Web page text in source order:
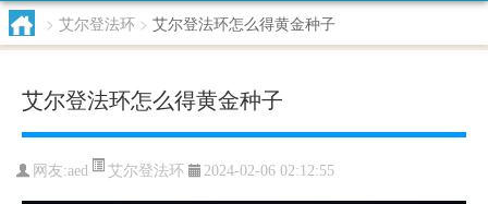
> 艾尔登法环 > 艾尔登法环怎么得黄金种子
艾尔登法环怎么得黄金种子
网友:aed 艾尔登法环 2024-02-06 02:12:55